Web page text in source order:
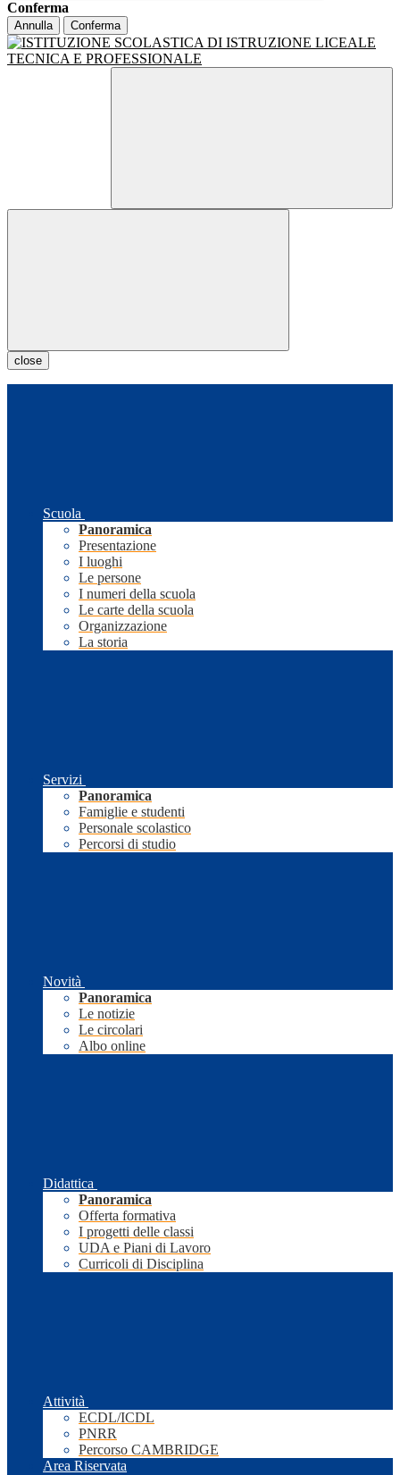
Conferma
Annulla Conferma
close
Scuola
Panoramica
Presentazione
I luoghi
Le persone
I numeri della scuola
Le carte della scuola
Organizzazione
La storia
Servizi
Panoramica
Famiglie e studenti
Personale scolastico
Percorsi di studio
Novità
Panoramica
Le notizie
Le circolari
Albo online
Didattica
Panoramica
Offerta formativa
I progetti delle classi
UDA e Piani di Lavoro
Curricoli di Disciplina
Attività
ECDL/ICDL
PNRR
Percorso CAMBRIDGE
Area Riservata